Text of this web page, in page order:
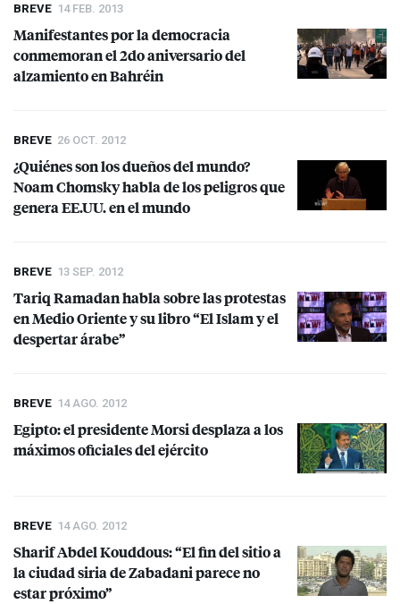
BREVE 14 FEB. 2013
Manifestantes por la democracia
conmemoran el 2do aniversario del
alzamiento en Bahréin
BREVE 26 OCT. 2012
¿Quiénes son los dueños del mundo?
Noam Chomsky habla de los peligros que
genera EE.UU. en el mundo
BREVE 13 SEP. 2012
Tariq Ramadan habla sobre las protestas
en Medio Oriente y su libro “El Islam y el
despertar árabe”
BREVE 14 AGO. 2012
Egipto: el presidente Morsi desplaza a los
máximos oficiales del ejército
BREVE 14 AGO. 2012
Sharif Abdel Kouddous: “El fin del sitio a
la ciudad siria de Zabadani parece no
estar próximo”